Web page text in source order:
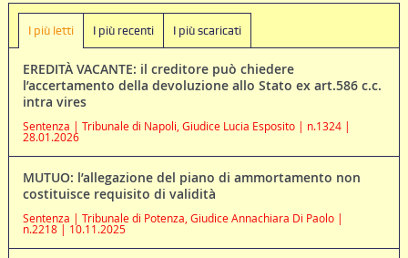
I più letti I più recenti I più scaricati
EREDITÀ VACANTE: il creditore può chiedere
l’accertamento della devoluzione allo Stato ex art.586 c.c.
intra vires
Sentenza | Tribunale di Napoli, Giudice Lucia Esposito | n.1324 |
28.01.2026
MUTUO: l’allegazione del piano di ammortamento non
costituisce requisito di validità
Sentenza | Tribunale di Potenza, Giudice Annachiara Di Paolo |
n.2218 | 10.11.2025